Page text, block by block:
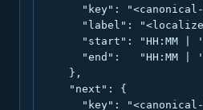
"key":
"label":
"start": "HH:MM |
"end":   "HH:MM |
    },
    "next": {
"key":